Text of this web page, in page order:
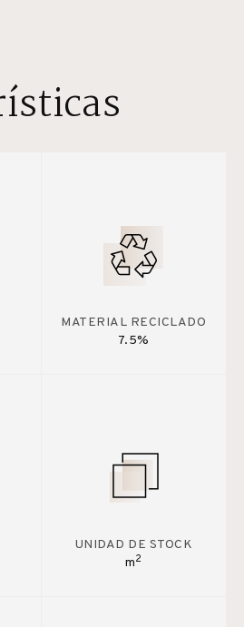
MATERIAL RECICLADO
7.5%
UNIDAD DE STOCK
m2